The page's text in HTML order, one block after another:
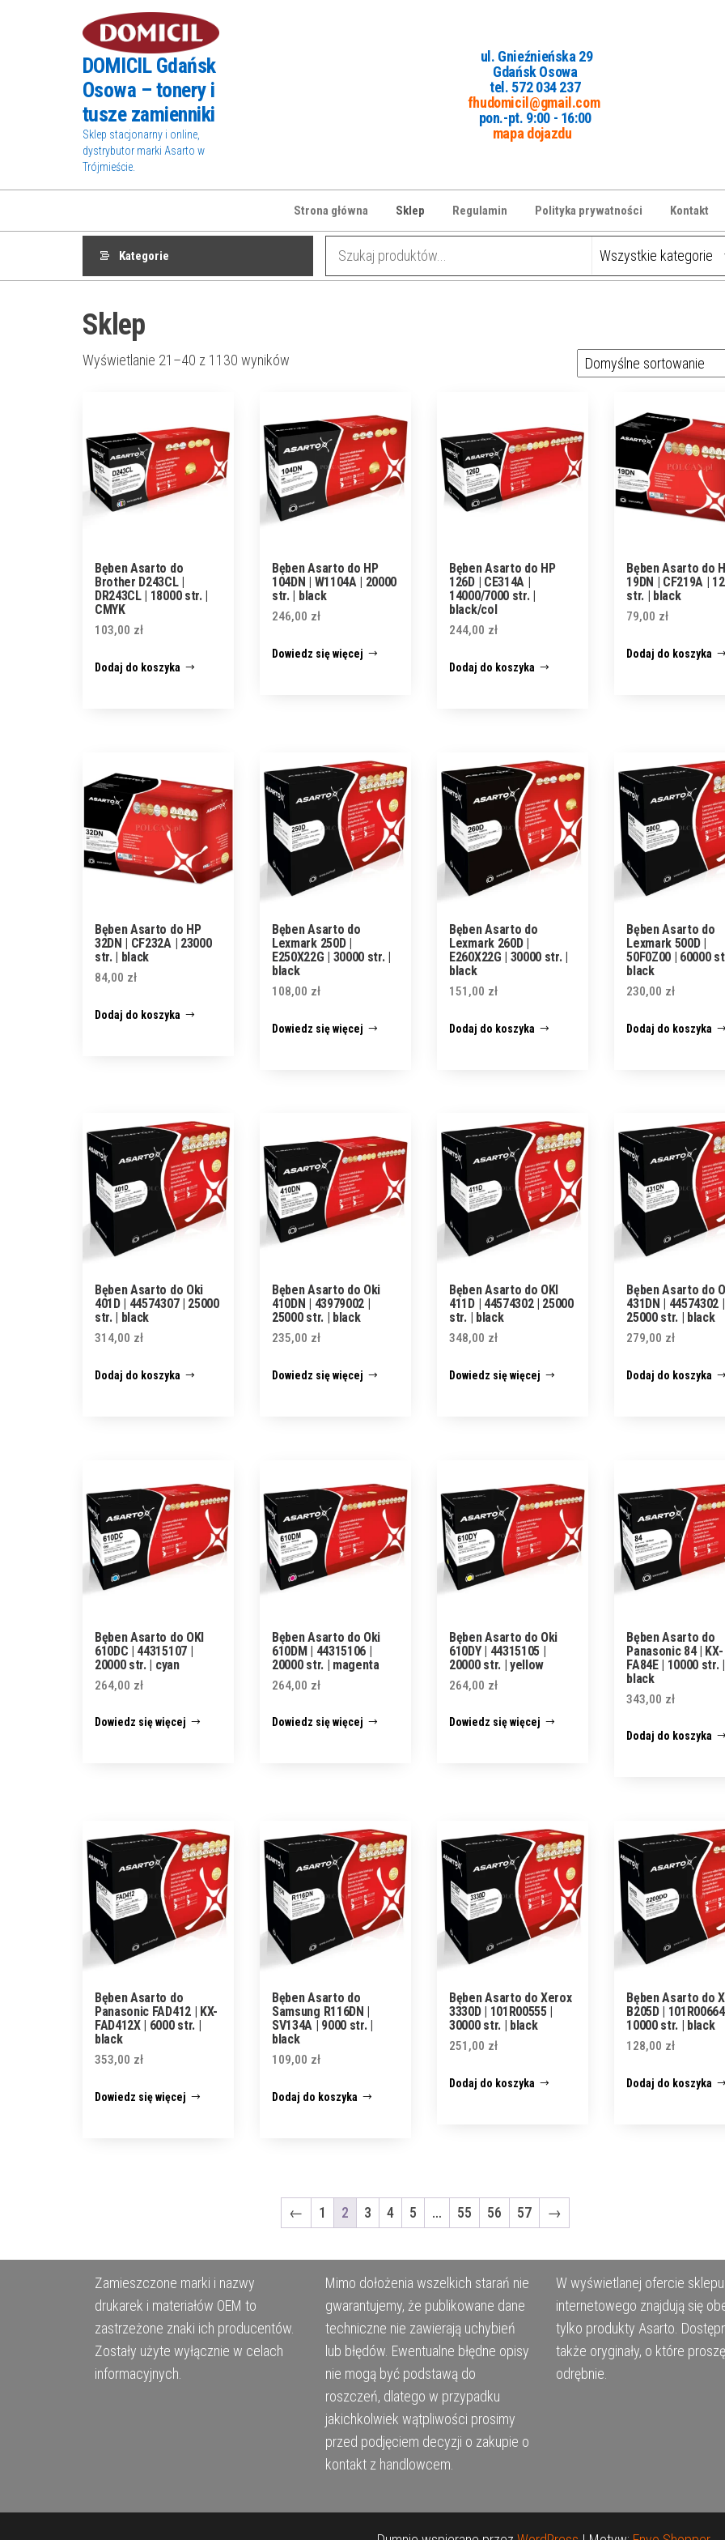
DOMICIL Gdańsk
Osowa – tonery i
tusze zamienniki
Sklep stacjonarny i online,
dystrybutor marki Asarto w
Trójmieście.
ul. Gnieźnieńska 29
Gdańsk Osowa
tel. 572 034 237
fhudomicil@gmail.com
pon.-pt. 9:00 - 16:00
mapa dojazdu
Strona główna Sklep Regulamin Polityka prywatności Kontakt
Kategorie
Sklep
Wyświetlanie 21–40 z 1130 wyników
Bęben Asarto do
Brother D243CL |
DR243CL | 18000 str. |
CMYK
103,00 zł
Dodaj do koszyka
Bęben Asarto do HP
104DN | W1104A | 20000
str. | black
246,00 zł
Dowiedz się więcej
Bęben Asarto do HP
126D | CE314A |
14000/7000 str. |
black/col
244,00 zł
Dodaj do koszyka
Bęben Asarto do
19DN | CF219A |
str. | black
79,00 zł
Dodaj do koszyka
Bęben Asarto do HP
32DN | CF232A | 23000
str. | black
84,00 zł
Dodaj do koszyka
Bęben Asarto do
Lexmark 250D |
E250X22G | 30000 str. |
black
108,00 zł
Dowiedz się więcej
Bęben Asarto do
Lexmark 260D |
E260X22G | 30000 str. |
black
151,00 zł
Dodaj do koszyka
Bęben Asarto do
Lexmark 500D |
50F0Z00 | 60000
black
230,00 zł
Dodaj do koszyka
Bęben Asarto do Oki
401D | 44574307 | 25000
str. | black
314,00 zł
Dodaj do koszyka
Bęben Asarto do Oki
410DN | 43979002 |
25000 str. | black
235,00 zł
Dowiedz się więcej
Bęben Asarto do OKI
411D | 44574302 | 25000
str. | black
348,00 zł
Dowiedz się więcej
Bęben Asarto do
431DN | 44574302 |
25000 str. | black
279,00 zł
Dodaj do koszyka
Bęben Asarto do OKI
610DC | 44315107 |
20000 str. | cyan
264,00 zł
Dowiedz się więcej
Bęben Asarto do Oki
610DM | 44315106 |
20000 str. | magenta
264,00 zł
Dowiedz się więcej
Bęben Asarto do Oki
610DY | 44315105 |
20000 str. | yellow
264,00 zł
Dowiedz się więcej
Bęben Asarto do
Panasonic 84 | KX-
FA84E | 10000 str. |
black
343,00 zł
Dodaj do koszyka
Bęben Asarto do
Panasonic FAD412 | KX-
FAD412X | 6000 str. |
black
353,00 zł
Dowiedz się więcej
Bęben Asarto do
Samsung R116DN |
SV134A | 9000 str. |
black
109,00 zł
Dodaj do koszyka
Bęben Asarto do Xerox
3330D | 101R00555 |
30000 str. | black
251,00 zł
Dodaj do koszyka
Bęben Asarto do
B205D |
10000 str. | black
128,00 zł
Dodaj do koszyka
← 1 2 3 4 5 … 55 56 57 →
Zamieszczone marki i nazwy
drukarek i materiałów OEM to
zastrzeżone znaki ich producentów.
Zostały użyte wyłącznie w celach
informacyjnych.
Mimo dołożenia wszelkich starań nie
gwarantujemy, że publikowane dane
techniczne nie zawierają uchybień
lub błędów. Ewentualne błędne opisy
nie mogą być podstawą do
roszczeń, dlatego w przypadku
jakichkolwiek wątpliwości prosimy
przed podjęciem decyzji o zakupie o
kontakt z handlowcem.
W wyświetlanej ofercie sklepu
internetowego znajdują się
tylko produkty Asarto.
także oryginały, o które
odrębnie.